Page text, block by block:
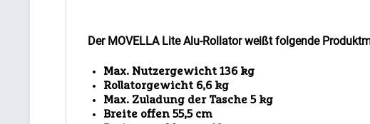
Der MOVELLA Lite Alu-Rollator weißt folgende
Max. Nutzergewicht 136 kg
Rollatorgewicht 6,6 kg
Max. Zuladung der Tasche 5 kg
Breite offen 55,5 cm